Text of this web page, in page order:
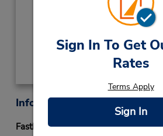
Sign In To Get
Rates
Terms Apply
Sign In
de marche du stationnement.
Informations sur la succursale
Fastbreak Service